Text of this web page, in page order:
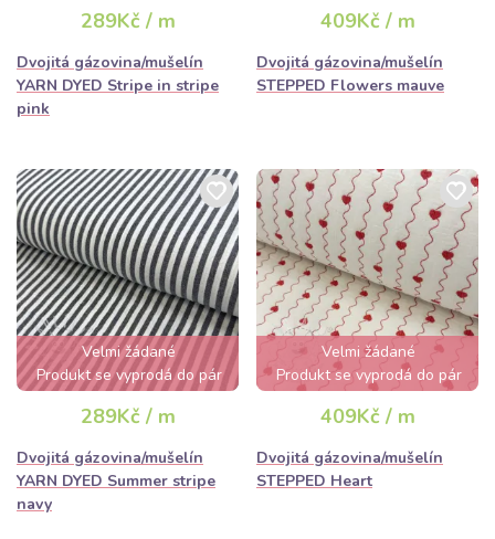
289Kč / m
Dvojitá gázovina/mušelín
YARN DYED Stripe in stripe
pink
409Kč / m
Dvojitá gázovina/mušelín
STEPPED Flowers mauve
Velmi žádané
Produkt se vyprodá do pár
hodin
289Kč / m
Dvojitá gázovina/mušelín
YARN DYED Summer stripe
navy
Velmi žádané
Produkt se vyprodá do pár
hodin
409Kč / m
Dvojitá gázovina/mušelín
STEPPED Heart